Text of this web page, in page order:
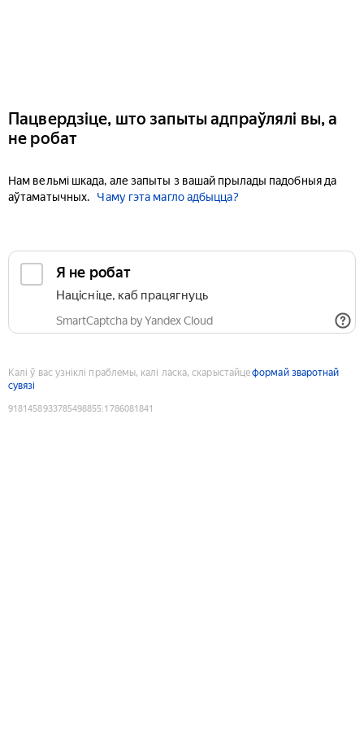
Пацвердзіце, што запыты адпраўлялі вы, а
не робат
Нам вельмі шкада, але запыты з вашай прылады падобныя да
аўтаматычных.
Чаму гэта магло адбыцца?
Я не робат
Націсніце, каб працягнуць
SmartCaptcha by Yandex Cloud
Калі ў вас узніклі праблемы, калі ласка, скарыстайцеформай зваротнай
сувязі
9181458933785498855:1786081841